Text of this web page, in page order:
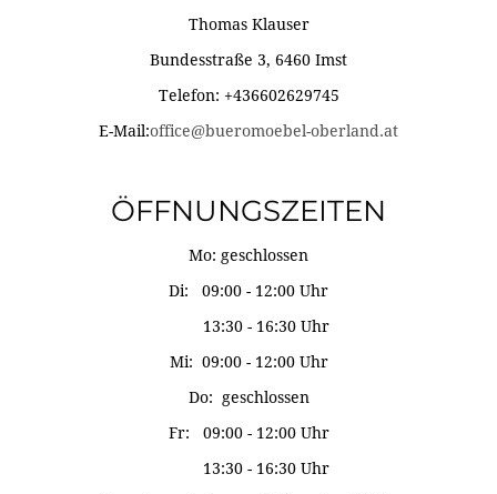
Thomas Klauser
Bundesstraße 3, 6460 Imst
Telefon: +436602629745
E-Mail:office@bueromoebel-oberland.at
ÖFFNUNGSZEITEN
Mo: geschlossen
Di: 09:00 - 12:00 Uhr
13:30 - 16:30 Uhr
Mi: 09:00 - 12:00 Uhr
Do: geschlossen
Fr: 09:00 - 12:00 Uhr
13:30 - 16:30 Uhr